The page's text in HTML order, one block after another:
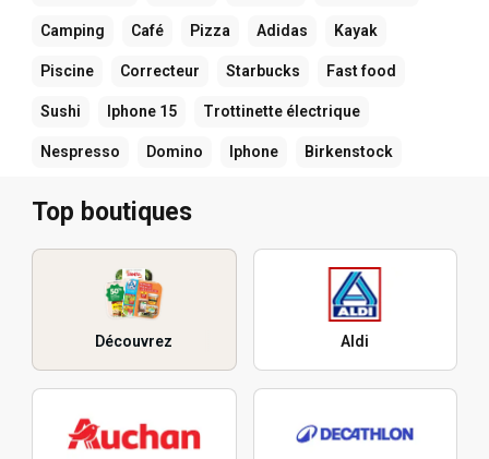
Camping Café Pizza Adidas Kayak
Piscine Correcteur Starbucks Fast food
Sushi Iphone 15 Trottinette électrique
Nespresso Domino Iphone Birkenstock
Top boutiques
Découvrez Aldi